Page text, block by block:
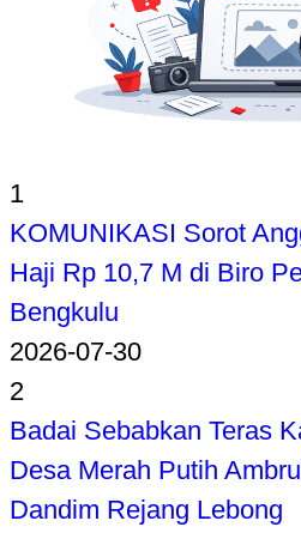
1
KOMUNIKASI Sorot
Haji Rp 10,7 M di Biro
Bengkulu
2026-07-30
2
Badai Sebabkan Teras
Desa Merah Putih
Dandim Rejang Lebong